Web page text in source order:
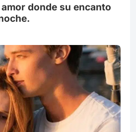
donde su encanto